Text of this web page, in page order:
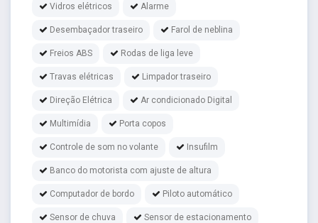
Vidros elétricos Alarme
Desembaçador traseiro Farol de neblina
Freios ABS Rodas de liga leve
Travas elétricas Limpador traseiro
Direção Elétrica Ar condicionado Digital
Multimídia Porta copos
Controle de som no volante Insufilm
Banco do motorista com ajuste de altura
Computador de bordo Piloto automático
Sensor de chuva Sensor de estacionamento